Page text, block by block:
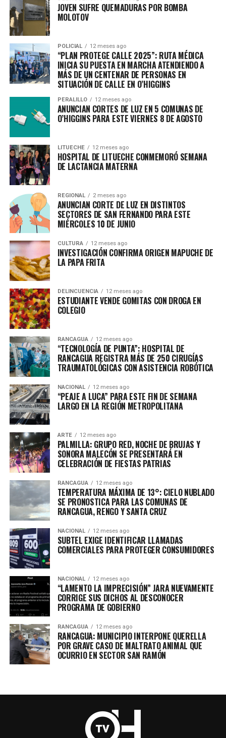
JOVEN SUFRE QUEMADURAS POR BOMBA
MOLOTOV
POLICIAL 12 meses ago
“PLAN PROTEGE CALLE 2025”: RUTA MÉDICA
INICIA SU PUESTA EN MARCHA ATENDIENDO A
MÁS DE UN CENTENAR DE PERSONAS EN
SITUACIÓN DE CALLE EN O’HIGGINS
PERALILLO 12 meses ago
ANUNCIAN CORTES DE LUZ EN 5 COMUNAS DE
O’HIGGINS PARA ESTE VIERNES 8 DE AGOSTO
LITUECHE 12 meses ago
HOSPITAL DE LITUECHE CONMEMORÓ SEMANA
DE LACTANCIA MATERNA
REGIONAL 2 meses ago
ANUNCIAN CORTE DE LUZ EN DISTINTOS
SECTORES DE SAN FERNANDO PARA ESTE
MIÉRCOLES 10 DE JUNIO
CULTURA 12 meses ago
INVESTIGACIÓN CONFIRMA ORIGEN MAPUCHE DE
LA PAPA FRITA
DELINCUENCIA 12 meses ago
ESTUDIANTE VENDE GOMITAS CON DROGA EN
COLEGIO
RANCAGUA 12 meses ago
“TECNOLOGÍA DE PUNTA”: HOSPITAL DE
RANCAGUA REGISTRA MÁS DE 250 CIRUGÍAS
TRAUMATOLÓGICAS CON ASISTENCIA ROBÓTICA
NACIONAL 12 meses ago
“PEAJE A LUCA” PARA ESTE FIN DE SEMANA
LARGO EN LA REGIÓN METROPOLITANA
ARTE 12 meses ago
PALMILLA: GRUPO RED, NOCHE DE BRUJAS Y
SONORA MALECÓN SE PRESENTARÁ EN
CELEBRACIÓN DE FIESTAS PATRIAS
RANCAGUA 12 meses ago
TEMPERATURA MÁXIMA DE 13°: CIELO NUBLADO
SE PRONOSTICA PARA LAS COMUNAS DE
RANCAGUA, RENGO Y SANTA CRUZ
NACIONAL 12 meses ago
SUBTEL EXIGE IDENTIFICAR LLAMADAS
COMERCIALES PARA PROTEGER CONSUMIDORES
NACIONAL 12 meses ago
“LAMENTO LA IMPRECISIÓN” JARA NUEVAMENTE
CORRIGE SUS DICHOS AL DESCONOCER
PROGRAMA DE GOBIERNO
RANCAGUA 12 meses ago
RANCAGUA: MUNICIPIO INTERPONE QUERELLA
POR GRAVE CASO DE MALTRATO ANIMAL QUE
OCURRIO EN SECTOR SAN RAMÓN